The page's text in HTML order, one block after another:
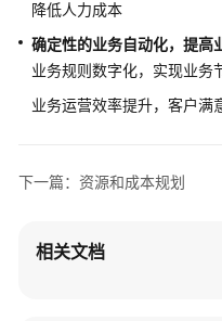
台
解
决
践
万
腾
降低人力成本
确定性的业务自动化，提高
业务规则数字化，实现业务
业务运营效率提升，客户满
下一篇：资源和成本规划
相关文档